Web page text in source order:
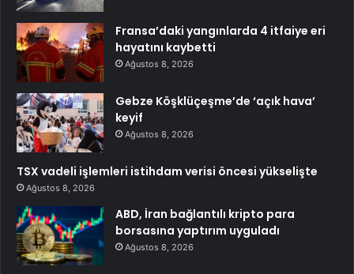
Fransa’daki yangınlarda 4 itfaiye eri
hayatını kaybetti
Ağustos 8, 2026
Gebze Köşklüçeşme’de ‘açık hava’
keyif
Ağustos 8, 2026
TSX vadeli işlemleri istihdam verisi öncesi yükselişte
Ağustos 8, 2026
ABD, İran bağlantılı kripto para
borsasına yaptırım uyguladı
Ağustos 8, 2026